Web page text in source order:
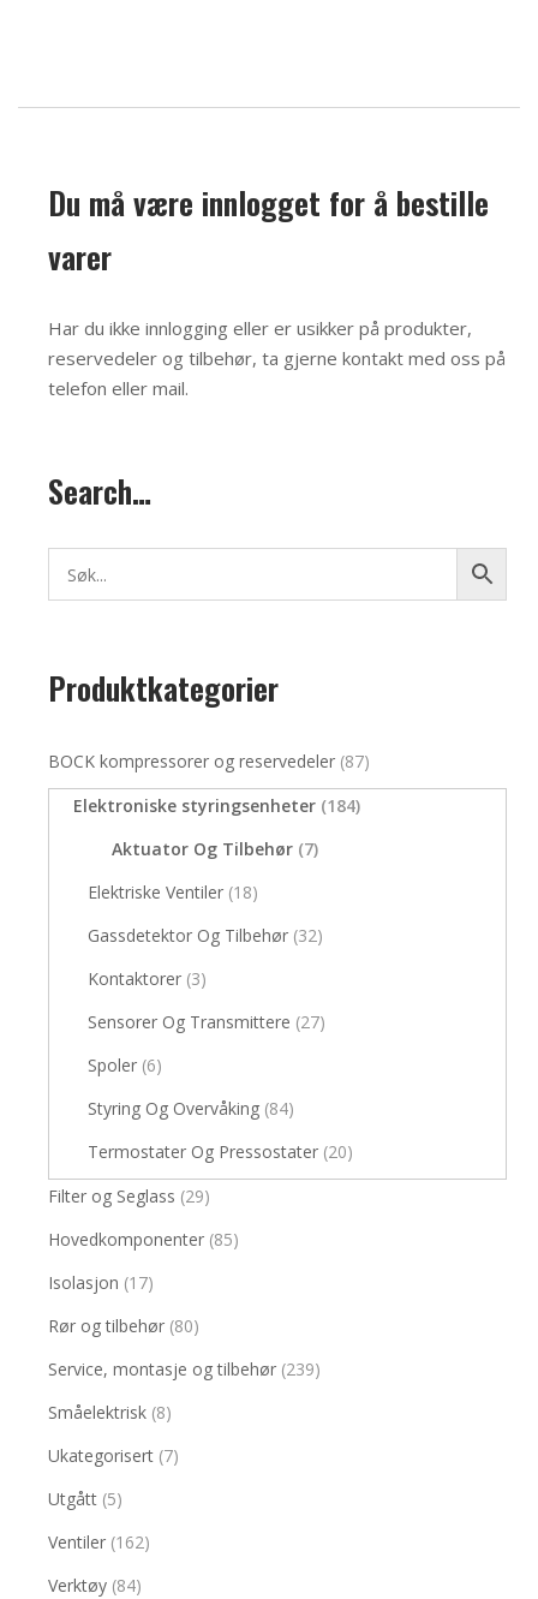
Du må være innlogget for å bestille
varer
Har du ikke innlogging eller er usikker på produkter,
reservedeler og tilbehør, ta gjerne kontakt med oss på
telefon eller mail.
Search…
Produktkategorier
BOCK kompressorer og reservedeler (87)
Elektroniske styringsenheter (184)
Aktuator Og Tilbehør (7)
Elektriske Ventiler (18)
Gassdetektor Og Tilbehør (32)
Kontaktorer (3)
Sensorer Og Transmittere (27)
Spoler (6)
Styring Og Overvåking (84)
Termostater Og Pressostater (20)
Filter og Seglass (29)
Hovedkomponenter (85)
Isolasjon (17)
Rør og tilbehør (80)
Service, montasje og tilbehør (239)
Småelektrisk (8)
Ukategorisert (7)
Utgått (5)
Ventiler (162)
Verktøy (84)